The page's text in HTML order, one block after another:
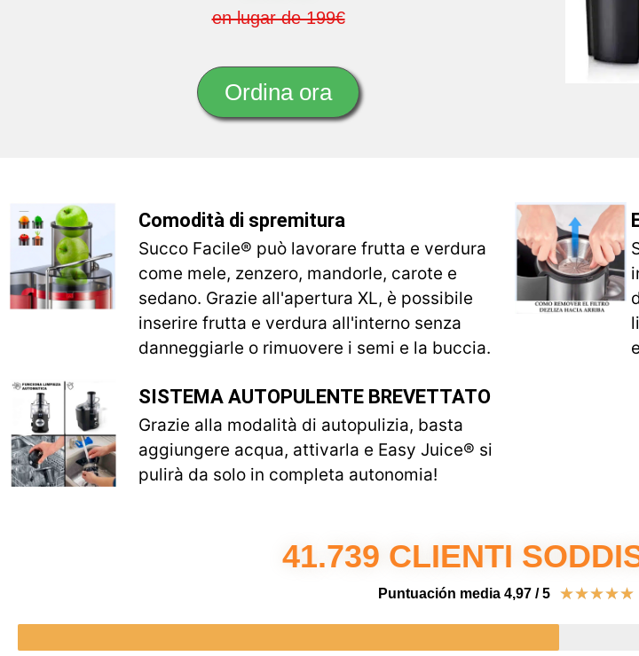
en lugar de 199€
Ordina ora
Comodità di spremitura
Succo Facile® può lavorare frutta e verdura
come mele, zenzero, mandorle, carote e
sedano. Grazie all'apertura XL, è possibile
inserire frutta e verdura all'interno senza
danneggiarle o rimuovere i semi e la buccia.
SISTEMA AUTOPULENTE BREVETTATO
Grazie alla modalità di autopulizia, basta
aggiungere acqua, attivarla e Easy Juice® si
pulirà da solo in completa autonomia!
41.739 CLIENTI
Puntuación media 4,97 / 5 ★★★★★